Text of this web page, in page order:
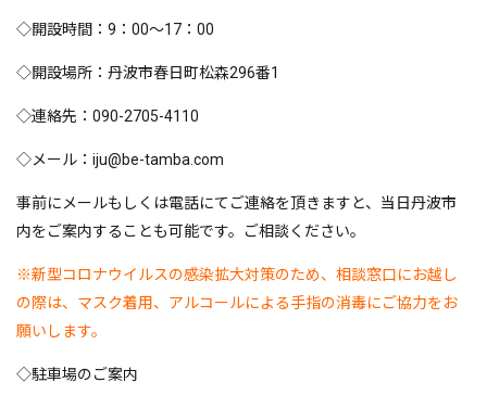
◇開設時間：9：00～17：00
◇開設場所：丹波市春日町松森296番1
◇連絡先：090-2705-4110
◇メール：iju@be-tamba.com
事前にメールもしくは電話にてご連絡を頂きますと、当日丹波市
内をご案内することも可能です。ご相談ください。
※新型コロナウイルスの感染拡大対策のため、相談窓口にお越し
の際は、マスク着用、アルコールによる手指の消毒にご協力をお
願いします。
◇駐車場のご案内